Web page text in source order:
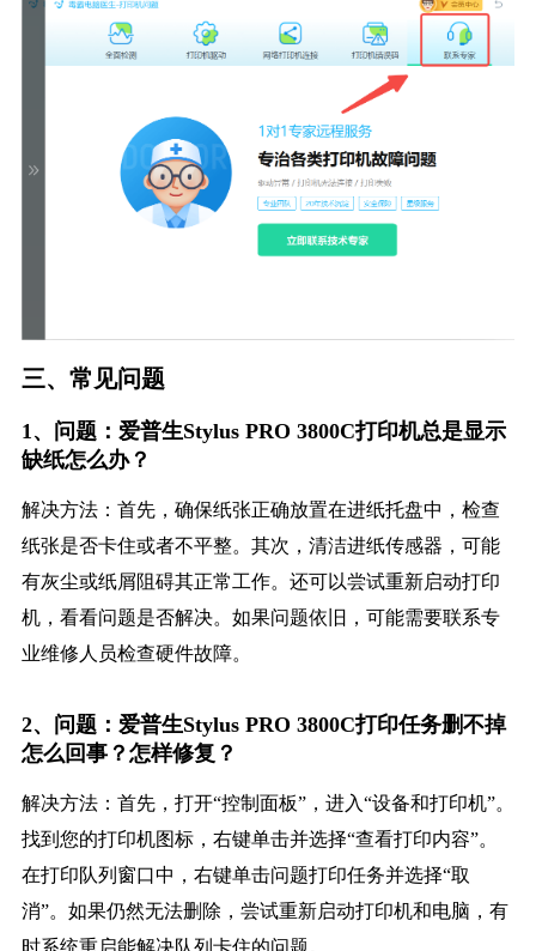
三、常见问题
1、问题：爱普生Stylus PRO 3800C打印机总是显示
缺纸怎么办？
解决方法：首先，确保纸张正确放置在进纸托盘中，检查
纸张是否卡住或者不平整。其次，清洁进纸传感器，可能
有灰尘或纸屑阻碍其正常工作。还可以尝试重新启动打印
机，看看问题是否解决。如果问题依旧，可能需要联系专
业维修人员检查硬件故障。
2、问题：爱普生Stylus PRO 3800C打印任务删不掉
怎么回事？怎样修复？
解决方法：首先，打开“控制面板”，进入“设备和打印机”。
找到您的打印机图标，右键单击并选择“查看打印内容”。
在打印队列窗口中，右键单击问题打印任务并选择“取
消”。如果仍然无法删除，尝试重新启动打印机和电脑，有